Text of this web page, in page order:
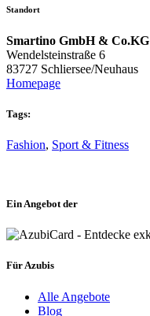
Standort
Smartino GmbH & Co.KG
Wendelsteinstraße 6
83727 Schliersee/Neuhaus
Homepage
Tags:
Fashion, Sport & Fitness
Ein Angebot der
Für Azubis
Alle Angebote
Blog